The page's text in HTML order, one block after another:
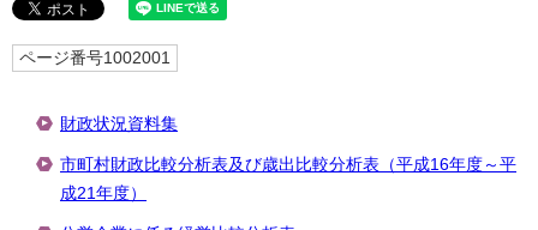
ページ番号1002001
財政状況資料集
市町村財政比較分析表及び歳出比較分析表（平成16年度～平
成21年度）